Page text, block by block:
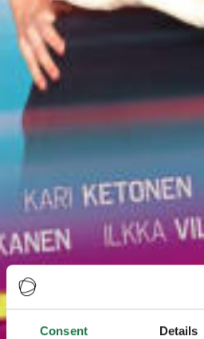
Consent Details